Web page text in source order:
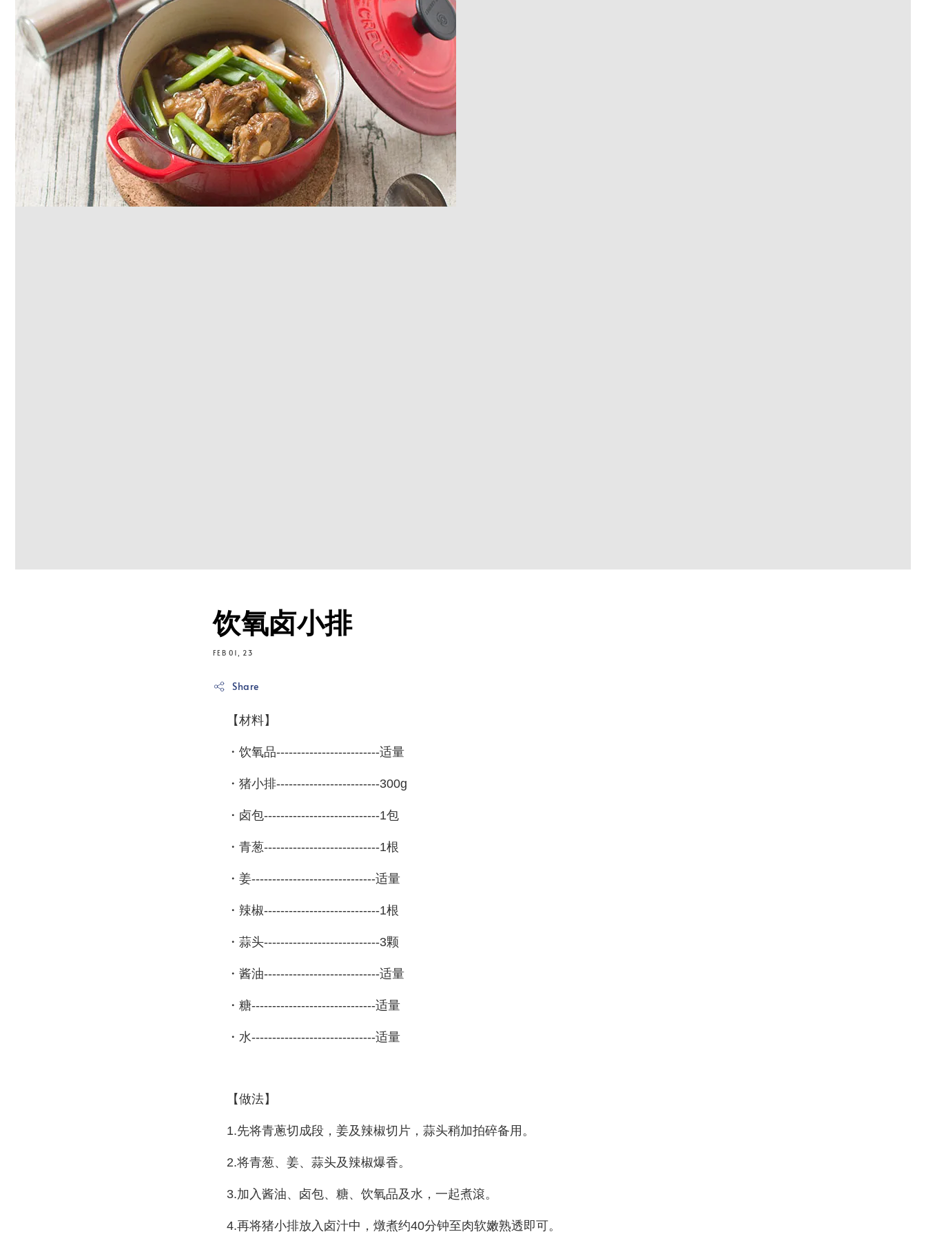
饮氧卤小排
FEB 01, 23
Share
【材料】
・饮氧品-------------------------适量
・猪小排-------------------------300g
・卤包----------------------------1包
・青葱----------------------------1根
・姜------------------------------适量
・辣椒----------------------------1根
・蒜头----------------------------3颗
・酱油----------------------------适量
・糖------------------------------适量
・水------------------------------适量
【做法】
1.先将青蔥切成段，姜及辣椒切片，蒜头稍加拍碎备用。
2.将青葱、姜、蒜头及辣椒爆香。
3.加入酱油、卤包、 糖、饮氧品及水，一起煮滾。
4.再将猪小排放入卤汁中，燉煮约40分钟至肉软嫩熟透即可。